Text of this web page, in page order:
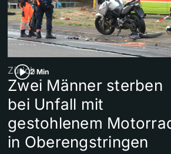
2 Min
Zürich
Zwei Männer sterben
bei Unfall mit
gestohlenem
in Oberengstringen